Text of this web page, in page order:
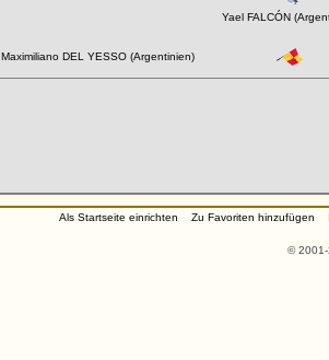
Yael FALCÓN
Maximiliano DEL YESSO (Argentinien)
Als Startseite einrichten Zu Favoriten hinzufügen
©